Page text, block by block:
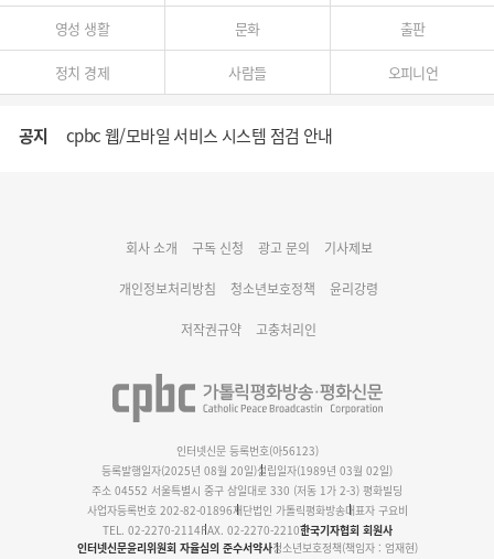
영성 생활 문화 출판
정치 경제 사람들 오피니언
공지 cpbc 웹/모바일 서비스 시스템 점검 안내
명동 미디어큐브 & 1898 미디어월 공모전 수상작 발표
회사 소개 구독 신청 광고 문의 기사제보
개인정보처리방침 청소년보호정책 윤리강령
저작권규약 고충처리인
인터넷신문 등록번호(아56123)
등록발행일자(2025년 08월 20일)설립일자(1989년 03월 02일)
주소 04552 서울특별시 중구 삼일대로 330 (저동 1가 2-3) 평화빌딩
사업자등록번호 202-82-01896재단법인 가톨릭평화방송대표자 구요비
TEL. 02-2270-2114FAX. 02-2270-2210한국기자협회 회원사
인터넷신문윤리위원회 자율심의 준수서약사청소년보호정책(책임자 : 엄재현)